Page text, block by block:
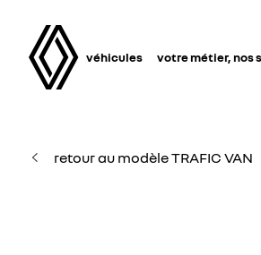
véhicules votre métier, nos
retour au modèle TRAFIC VAN